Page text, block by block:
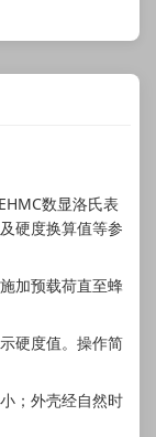
数显洛氏表
硬度换算值等参
加预载荷直至蜂
硬度值。操作简
；外壳经自然时